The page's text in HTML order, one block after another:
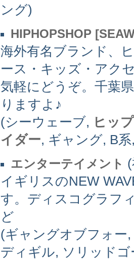
ング)
HIPHOPSHOP
海外有名ブランド、
ース・キッズ・アク
気軽にどうぞ。千葉
りますよ♪
(シーウェーブ, ヒッ
イダー, ギャング, B
エンターテイメント
イギリスのNEW
す。ディスコグラフ
ど
(ギャングオブフォー,
ディギル, ソリッド